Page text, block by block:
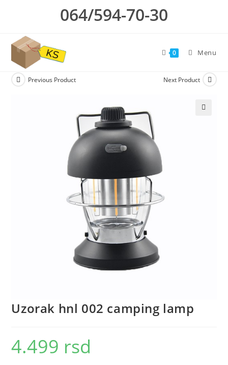
064/594-70-30
0 Menu
Previous Product Next Product
Uzorak hnl 002 camping lamp
4.499 rsd